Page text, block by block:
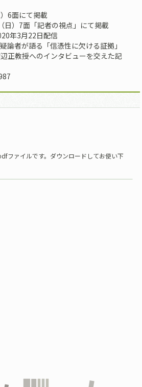
6面にて掲載
）7面「記者の視点」にて掲載
年3月22日配信
論者が語る「信憑性に欠ける証拠」
正教授へのインタビューを交えた記
ファイルです。ダウンロードしてお使い下